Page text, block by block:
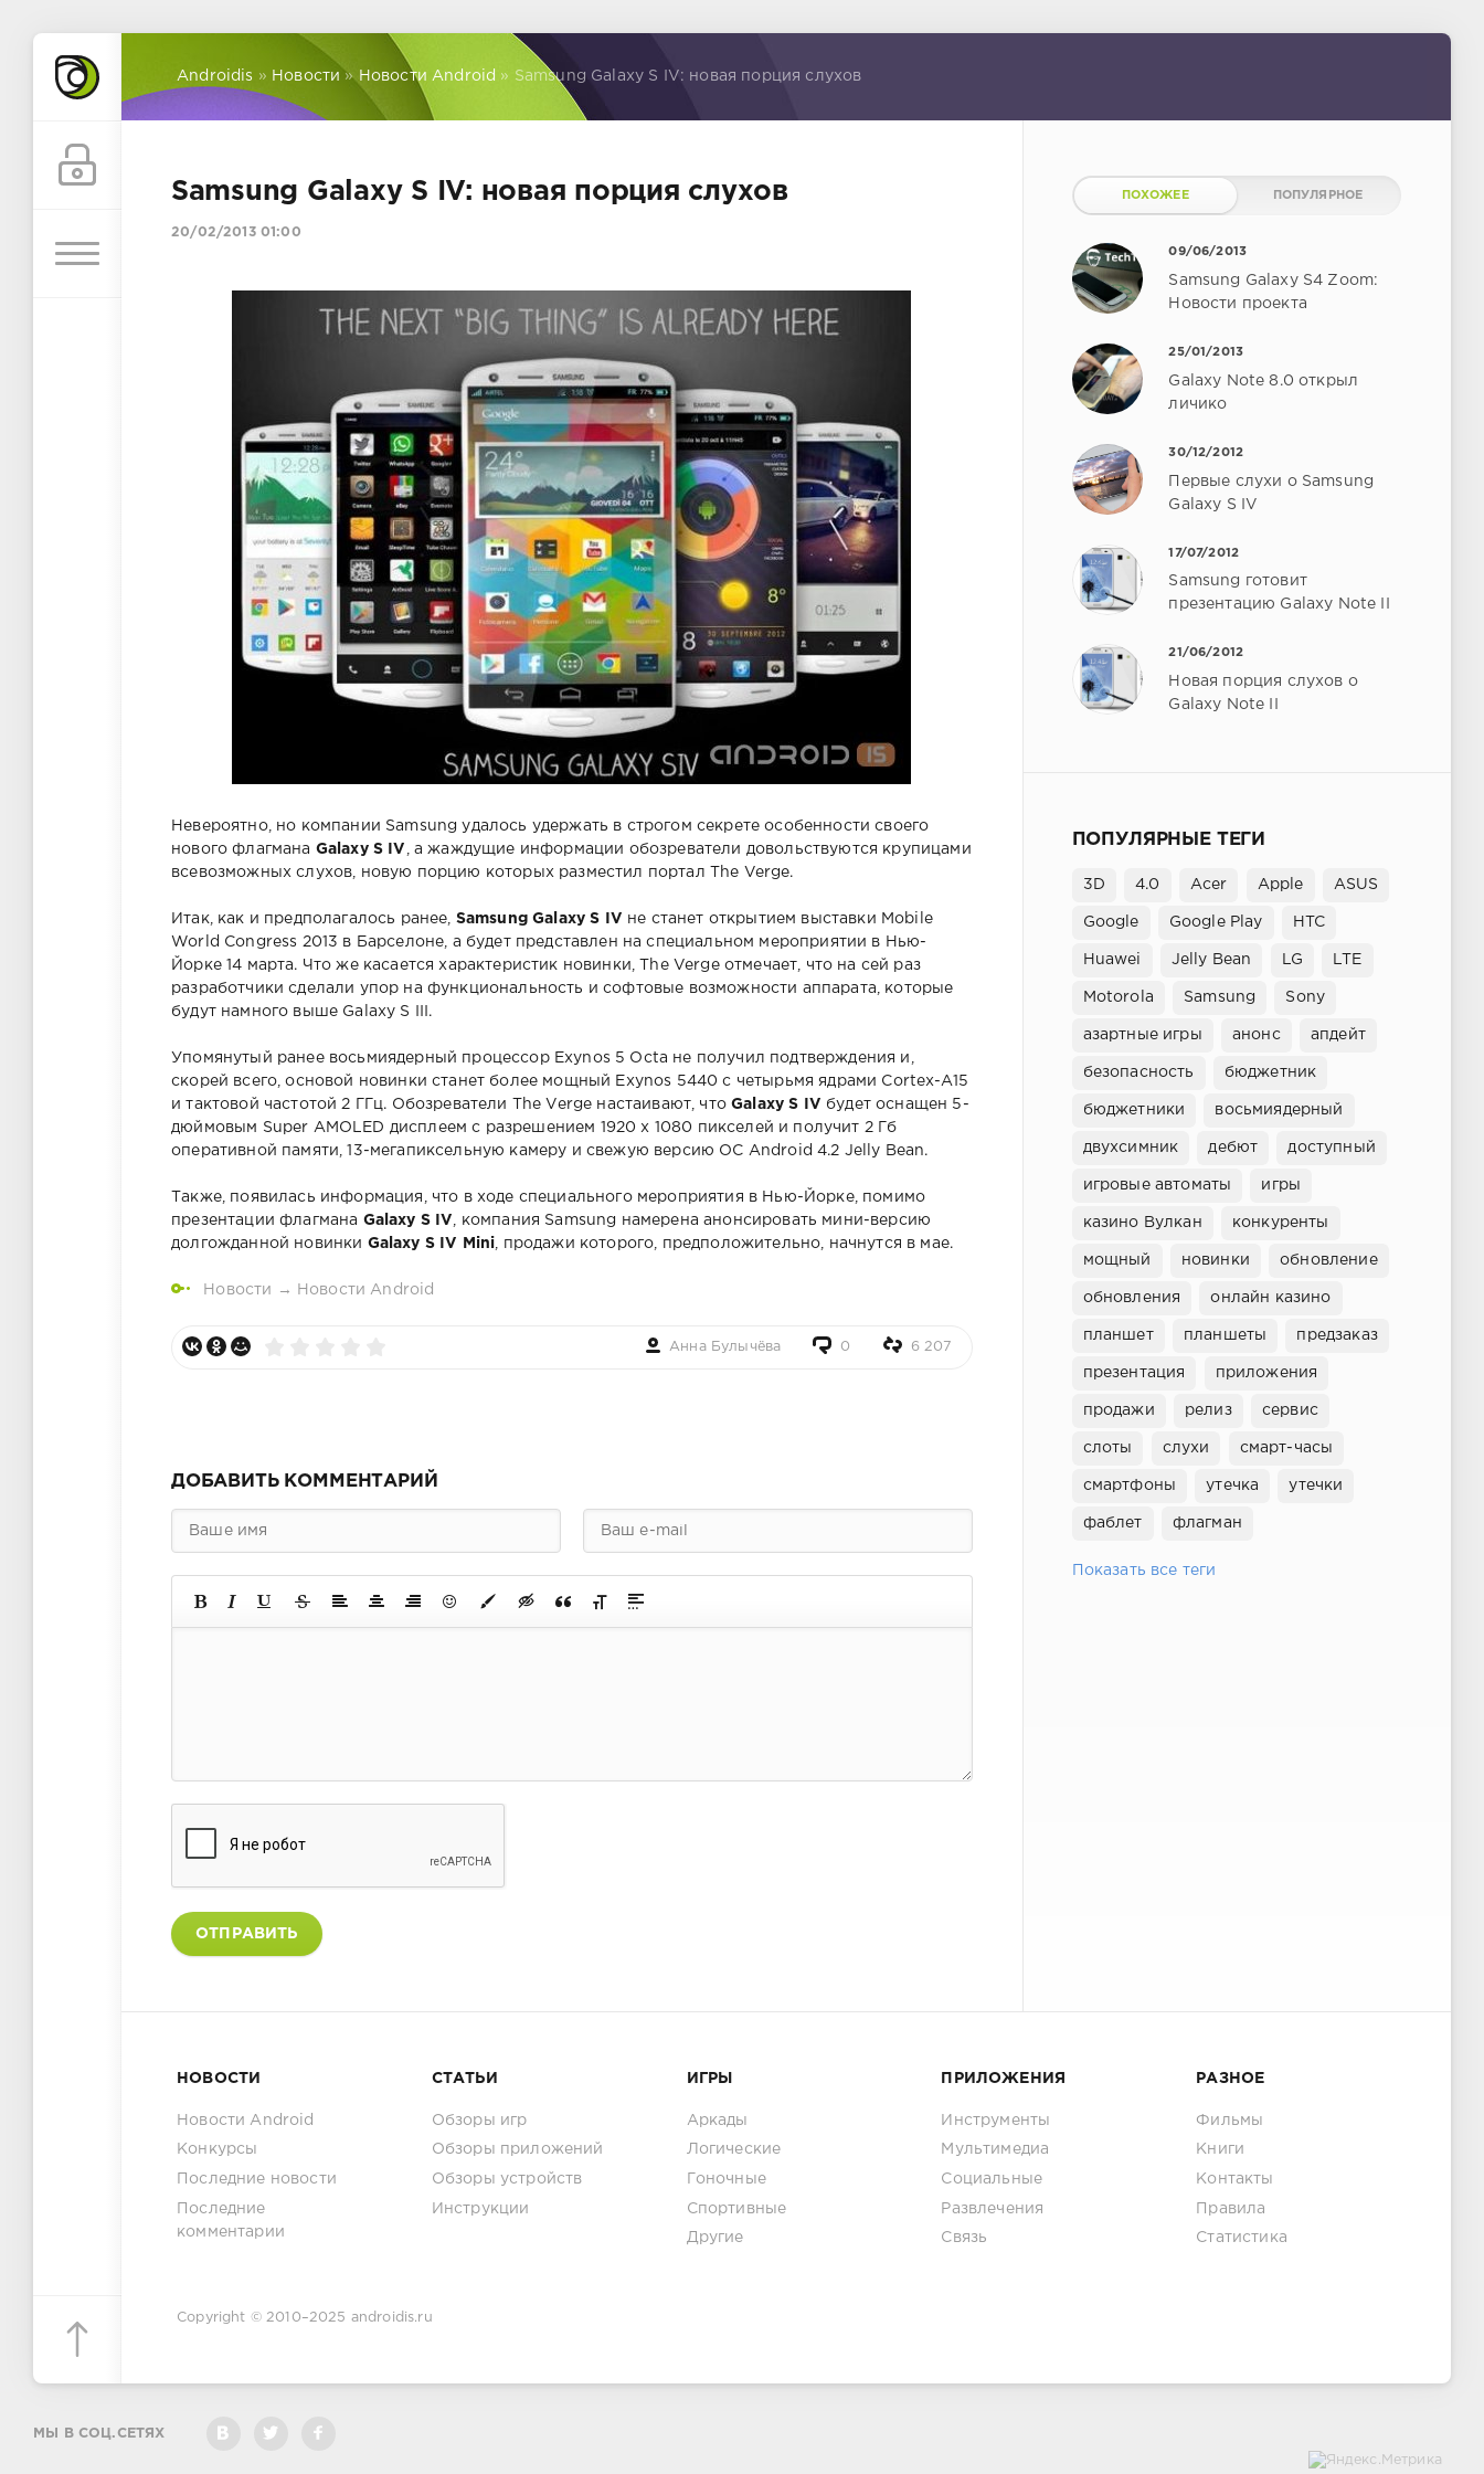
Androidis » Новости » Новости Android » Samsung Galaxy S IV: новая порция слухов
Samsung Galaxy S IV: новая порция слухов
20/02/2013 01:00
Невероятно, но компании Samsung удалось удержать в строгом секрете особенности своего
нового флагмана Galaxy S IV
, а жаждущие информации обозреватели довольствуются крупицами
всевозможных слухов, новую порцию которых разместил портал The Verge.
Итак, как и предполагалось ранее, Samsung Galaxy S IV не станет открытием выставки Mobile
World Congress 2013 в Барселоне, а будет представлен на специальном мероприятии в Нью-
Йорке 14 марта. Что же касается характеристик новинки, The Verge отмечает, что на сей раз
разработчики сделали упор на функциональность и софтовые возможности аппарата, которые
будут намного выше Galaxy S III.
Упомянутый ранее восьмиядерный процессор Exynos 5 Octa не получил подтверждения и,
скорей всего, основой новинки станет более мощный Exynos 5440 с четырьмя ядрами Cortex-A15
и тактовой частотой 2 ГГц. Обозреватели The Verge настаивают, чтоGalaxy S IV будет оснащен 5-
дюймовым Super AMOLED дисплеем с разрешением 1920 х 1080 пикселей и получит 2 Гб
оперативной памяти, 13-мегапиксельную камеру и свежую версию ОС Android 4.2 Jelly Bean.
Также, появилась информация, что в ходе специального мероприятия в Нью-Йорке, помимо
презентации флагмана Galaxy S IV
, компания Samsung намерена анонсировать мини-версию
долгожданной новинки Galaxy S IV Mini , продажи которого, предположительно, начнутся в мае.
Новости → Новости Android
Анна Булычёва 0 6 207
ДОБАВИТЬ КОММЕНТАРИЙ
ОТПРАВИТЬ
ПОХОЖЕЕ ПОПУЛЯРНОЕ
09/06/2013
Samsung Galaxy S4 Zoom:
Новости проекта
25/01/2013
Galaxy Note 8.0 открыл
личико
30/12/2012
Первые слухи о Samsung
Galaxy S IV
17/07/2012
Samsung готовит
презентацию Galaxy Note II
21/06/2012
Новая порция слухов о
Galaxy Note II
ПОПУЛЯРНЫЕ ТЕГИ
3D 4.0 Acer Apple ASUS
Google Google Play HTC
Huawei Jelly Bean LG LTE
Motorola Samsung Sony
азартные игры анонс апдейт
безопасность бюджетник
бюджетники восьмиядерный
двухсимник дебют доступный
игровые автоматы игры
казино Вулкан конкуренты
мощный новинки обновление
обновления онлайн казино
планшет планшеты предзаказ
презентация приложения
продажи релиз сервис
слоты слухи смарт-часы
смартфоны утечка утечки
фаблет флагман
Показать все теги
НОВОСТИ
Новости Android
Конкурсы
Последние новости
Последние
комментарии
СТАТЬИ
Обзоры игр
Обзоры приложений
Обзоры устройств
Инструкции
ИГРЫ
Аркады
Логические
Гоночные
Спортивные
Другие
ПРИЛОЖЕНИЯ
Инструменты
Мультимедиа
Социальные
Развлечения
Связь
РАЗНОЕ
Фильмы
Книги
Контакты
Правила
Статистика
Copyright © 2010–2025 androidis.ru
МЫ В СОЦ.СЕТЯХ